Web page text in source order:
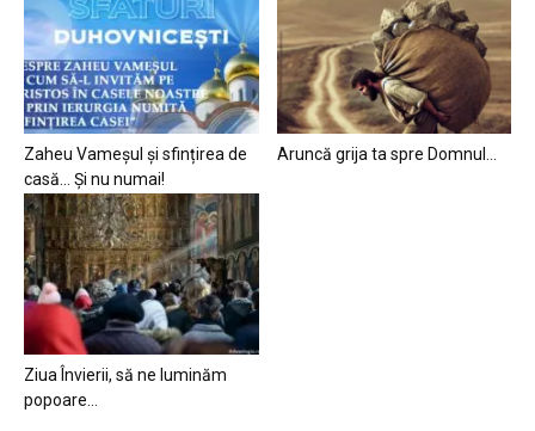
Zaheu Vameșul și sfințirea de
casă… Și nu numai!
Aruncă grija ta spre Domnul…
Ziua Învierii, să ne luminăm
popoare…